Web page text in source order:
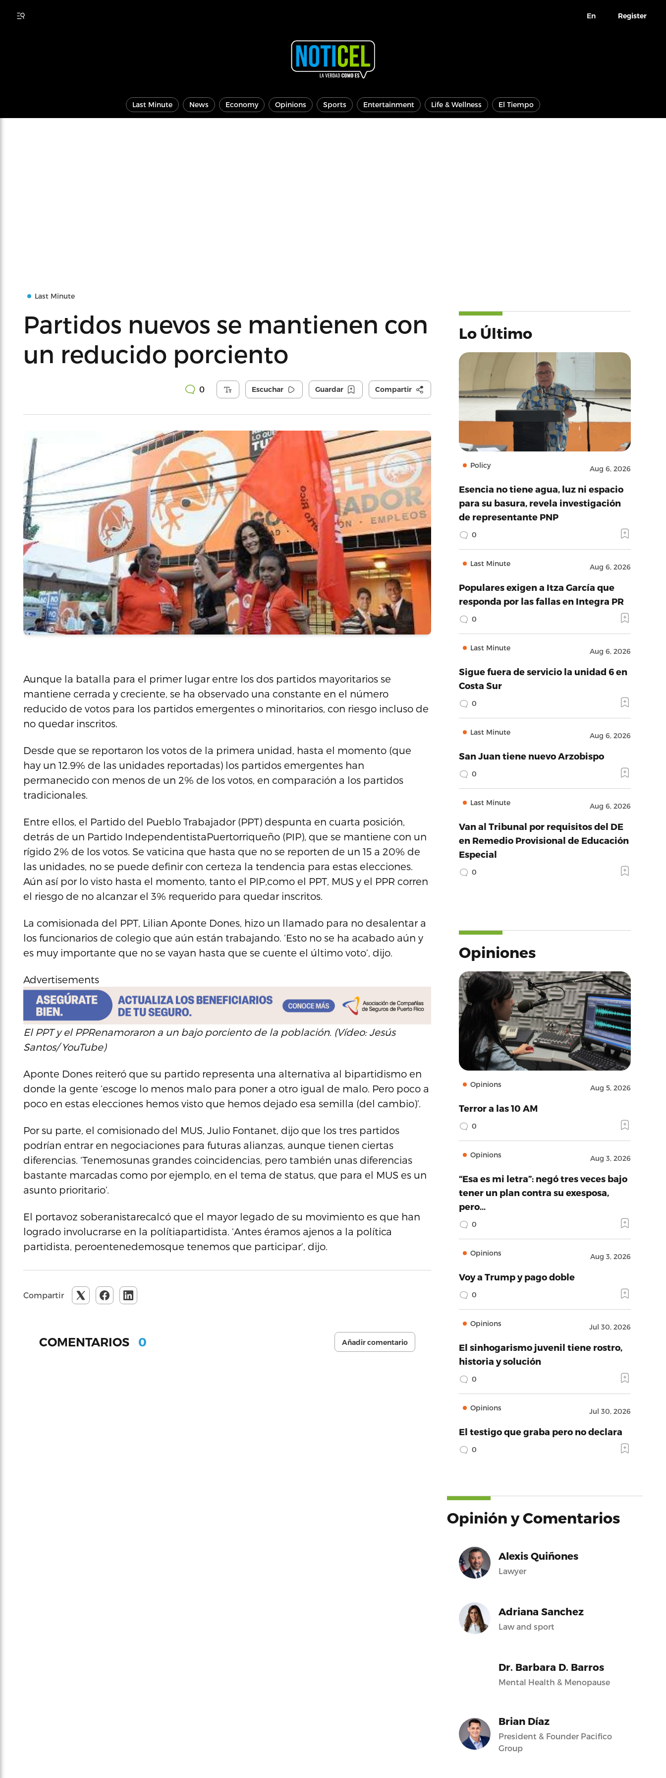
En Register
Last Minute News Economy Opinions Sports Entertainment Life & Wellness El Tiempo
Last Minute
Partidos nuevos se mantienen con
un reducido porciento
0 Escuchar Guardar Compartir
Aunque la batalla para el primer lugar entre los dos partidos mayoritarios se
mantiene cerrada y creciente, se ha observado una constante en el número
reducido de votos para los partidos emergentes o minoritarios, con riesgo incluso de
no quedar inscritos.
Desde que se reportaron los votos de la primera unidad, hasta el momento (que
hay un 12.9% de las unidades reportadas) los partidos emergentes han
permanecido con menos de un 2% de los votos, en comparación a los partidos
tradicionales.
Entre ellos, el Partido del Pueblo Trabajador (PPT) despunta en cuarta posición,
detrás de un Partido IndependentistaPuertorriqueño (PIP), que se mantiene con un
rígido 2% de los votos. Se vaticina que hasta que no se reporten de un 15 a 20% de
las unidades, no se puede definir con certeza la tendencia para estas elecciones.
Aún así por lo visto hasta el momento, tanto el PIP,como el PPT, MUS y el PPR corren
el riesgo de no alcanzar el 3% requerido para quedar inscritos.
La comisionada del PPT, Lilian Aponte Dones, hizo un llamado para no desalentar a
los funcionarios de colegio que aún están trabajando. ‘Esto no se ha acabado aún y
es muy importante que no se vayan hasta que se cuente el último voto’, dijo.
Advertisements
El PPT y el PPRenamoraron a un bajo porciento de la población. (Vídeo: Jesús
Santos/ YouTube)
Aponte Dones reiteró que su partido representa una alternativa al bipartidismo en
donde la gente ‘escoge lo menos malo para poner a otro igual de malo. Pero poco a
poco en estas elecciones hemos visto que hemos dejado esa semilla (del cambio)’.
Por su parte, el comisionado del MUS, Julio Fontanet, dijo que los tres partidos
podrían entrar en negociaciones para futuras alianzas, aunque tienen ciertas
diferencias. ‘Tenemosunas grandes coincidencias, pero también unas diferencias
bastante marcadas como por ejemplo, en el tema de status, que para el MUS es un
asunto prioritario’.
El portavoz soberanistarecalcó que el mayor legado de su movimiento es que han
logrado involucrarse en la polítiapartidista. ‘Antes éramos ajenos a la política
partidista, peroentenedemosque tenemos que participar’, dijo.
Compartir
COMENTARIOS 0 Añadir comentario
Lo Último
Policy Aug 6, 2026
Esencia no tiene agua, luz ni espacio
para su basura, revela investigación
de representante PNP
0
Last Minute Aug 6, 2026
Populares exigen a Itza García que
responda por las fallas en Integra PR
0
Last Minute Aug 6, 2026
Sigue fuera de servicio la unidad 6 en
Costa Sur
0
Last Minute Aug 6, 2026
San Juan tiene nuevo Arzobispo
0
Last Minute Aug 6, 2026
Van al Tribunal por requisitos del DE
en Remedio Provisional de Educación
Especial
0
Opiniones
Opinions Aug 5, 2026
Terror a las 10 AM
0
Opinions Aug 3, 2026
“Esa es mi letra”: negó tres veces bajo
tener un plan contra su exesposa,
pero…
0
Opinions Aug 3, 2026
Voy a Trump y pago doble
0
Opinions Jul 30, 2026
El sinhogarismo juvenil tiene rostro,
historia y solución
0
Opinions Jul 30, 2026
El testigo que graba pero no declara
0
Opinión y Comentarios
Alexis Quiñones
Lawyer
Adriana Sanchez
Law and sport
Dr. Barbara D. Barros
Mental Health & Menopause
Brian Díaz
President & Founder Pacifico
Group